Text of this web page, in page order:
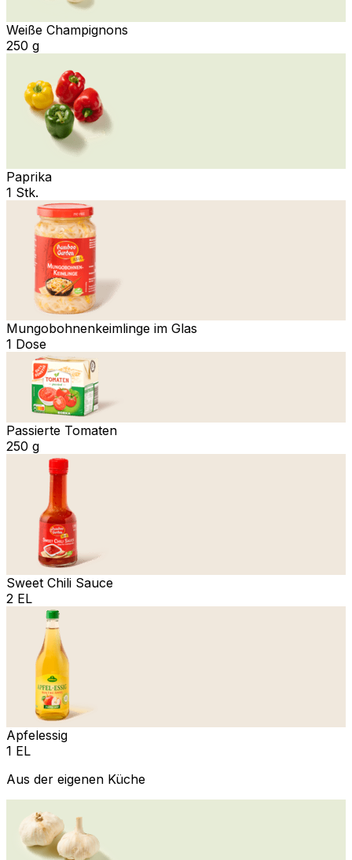
Weiße Champignons
250 g
Paprika
1 Stk.
Mungobohnenkeimlinge im Glas
1 Dose
Passierte Tomaten
250 g
Sweet Chili Sauce
2 EL
Apfelessig
1 EL
Aus der eigenen Küche